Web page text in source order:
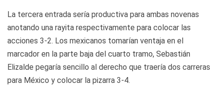
La tercera entrada sería productiva para ambas novenas
anotando una rayita respectivamente para colocar las
acciones 3-2. Los mexicanos tomarían ventaja en el
marcador en la parte baja del cuarto tramo, Sebastián
Elizalde pegaría sencillo al derecho que traería dos carreras
para México y colocar la pizarra 3-4.